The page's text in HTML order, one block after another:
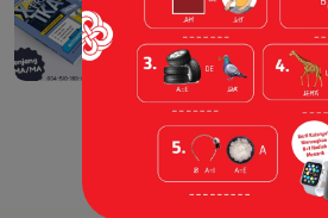
02 Sep 2025 |